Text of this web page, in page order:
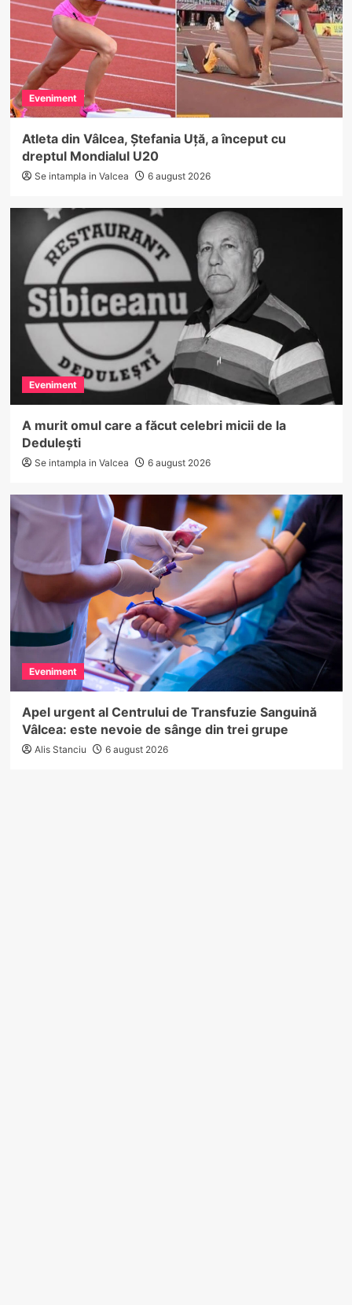
Eveniment
Atleta din Vâlcea, Ștefania Uță, a început cu
dreptul Mondialul U20
Se intampla in Valcea 6 august 2026
Eveniment
A murit omul care a făcut celebri micii de la
Dedulești
Se intampla in Valcea 6 august 2026
Eveniment
Apel urgent al Centrului de Transfuzie Sanguină
Vâlcea: este nevoie de sânge din trei grupe
Alis Stanciu 6 august 2026